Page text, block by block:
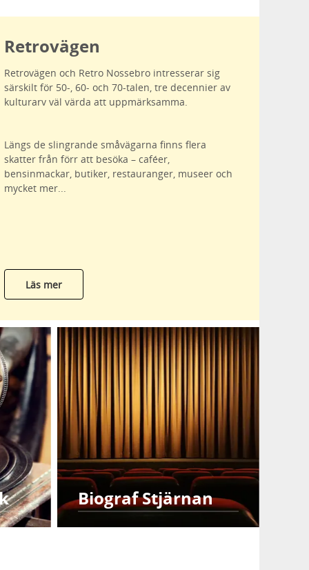
Retrovägen
Retrovägen och Retro Nossebro intresserar sig
särskilt för 50-, 60- och 70-talen, tre decennier av
kulturarv väl värda att uppmärksamma.
Längs de slingrande småvägarna finns flera
skatter från förr att besöka – caféer,
bensinmackar, butiker, restauranger, museer och
mycket mer...
Läs mer
Biograf Stjärnan